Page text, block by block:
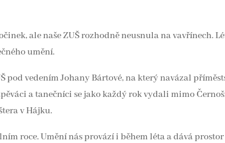
ale naše ZUŠ rozhodně neusnula na vavřínech.
umění.
vedením Johany Bártové, na který navázal
a tanečníci se jako každý rok vydali mimo
v Hájku.
roce. Umění nás provází i během léta a dává prostor